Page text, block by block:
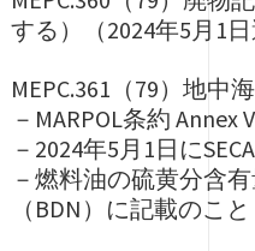
する）（2024年5月1日
MEPC.361（79）地中
－MARPOL条約
－2024年5月1日に
－燃料油の硫黄分含
（BDN）に記載のこと